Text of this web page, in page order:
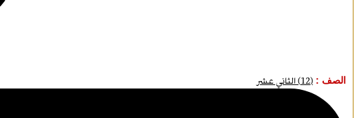
الصف : (12) الثاني عشر